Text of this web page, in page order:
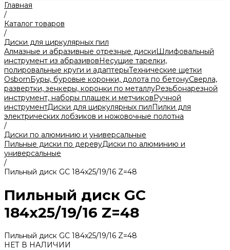
Главная
/
Каталог товаров
/
Диски для циркулярных пил
Алмазные и абразивные отрезные дискиШлифовальный
инструмент из абразивовНесущие тарелки,
полировальные круги и адаптерыТехнические щетки
OsbornБуры, буровые коронки, долота по бетонуСверла,
развертки, зенкеры, коронки по металлуРезьбонарезной
инструмент, наборы плашек и метчиковРучной
инструментДиски для циркулярных пилПилки для
электрических лобзиков и ножовочные полотна
/
Диски по алюминию и универсальные
Пильные диски по деревуДиски по алюминию и
универсальные
/
Пильный диск GС 184х25/19/16 Z=48
Пильный диск GС
184х25/19/16 Z=48
Пильный диск GС 184х25/19/16 Z=48
НЕТ В НАЛИЧИИ